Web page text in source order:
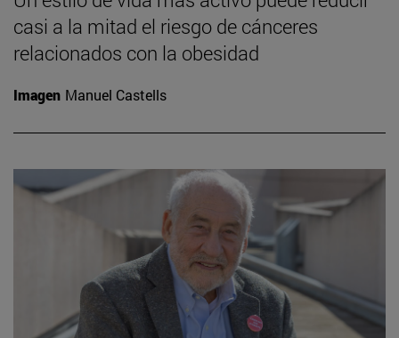
casi a la mitad el riesgo de cánceres
relacionados con la obesidad
Imagen Manuel Castells